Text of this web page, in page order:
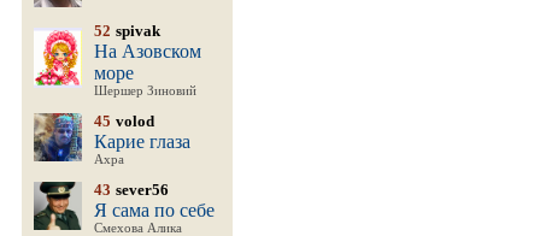
52 spivak
На Азовском
море
Шершер Зиновий
45 volod
Карие глаза
Ахра
43 sever56
Я сама по себе
Смехова Алика